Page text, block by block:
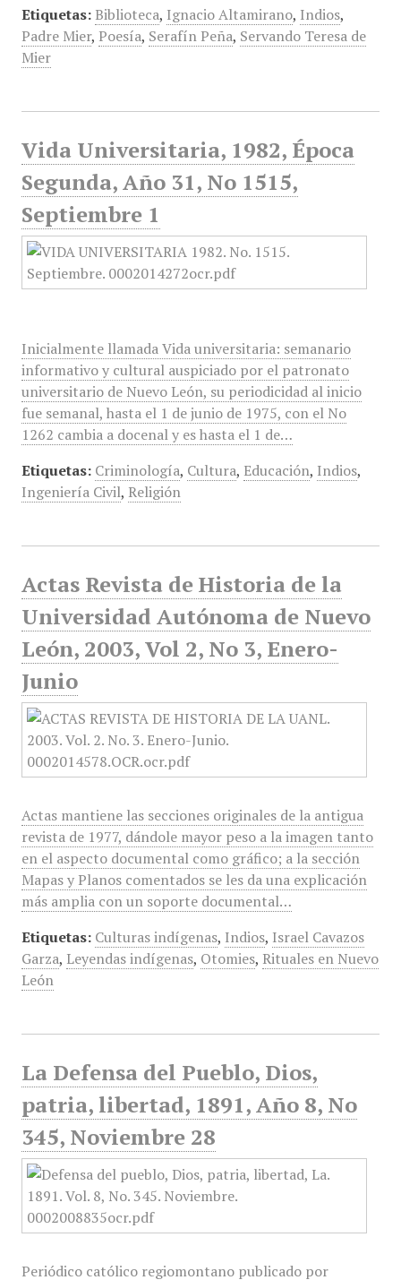
Etiquetas: Biblioteca, Ignacio Altamirano, Indios,
Padre Mier, Poesía, Serafín Peña, Servando Teresa de
Mier
Vida Universitaria, 1982, Época
Segunda, Año 31, No 1515,
Septiembre 1
Inicialmente llamada Vida universitaria: semanario
informativo y cultural auspiciado por el patronato
universitario de Nuevo León, su periodicidad al inicio
fue semanal, hasta el 1 de junio de 1975, con el No
1262 cambia a docenal y es hasta el 1 de…
Etiquetas: Criminología, Cultura, Educación, Indios,
Ingeniería Civil, Religión
Actas Revista de Historia de la
Universidad Autónoma de Nuevo
León, 2003, Vol 2, No 3, Enero-
Junio
Actas mantiene las secciones originales de la antigua
revista de 1977, dándole mayor peso a la imagen tanto
en el aspecto documental como gráfico; a la sección
Mapas y Planos comentados se les da una explicación
más amplia con un soporte documental…
Etiquetas: Culturas indígenas, Indios, Israel Cavazos
Garza, Leyendas indígenas, Otomies, Rituales en Nuevo
León
La Defensa del Pueblo, Dios,
patria, libertad, 1891, Año 8, No
345, Noviembre 28
Periódico católico regiomontano publicado por